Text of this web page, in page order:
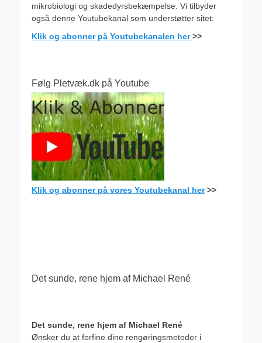
mikrobiologi og skadedyrsbekæmpelse. Vi tilbyder
også denne Youtubekanal som understøtter sitet:
Klik og abonner på Youtubekanalen her>>
Følg Pletvæk.dk på Youtube
Klik og abonner på vores Youtubekanal her>>
Det sunde, rene hjem af Michael René
Det sunde, rene hjem af Michael René
Ønsker du at forfine dine rengøringsmetoder i